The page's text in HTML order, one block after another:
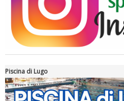
Luglio 2026: "Pensando con i
rivoluzioni"
Piscina di Lugo